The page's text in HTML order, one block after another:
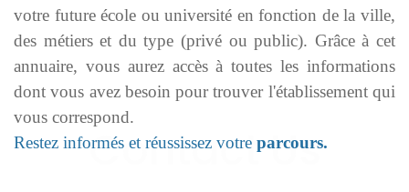
votre future école ou université en fonction de la ville,
des métiers et du type (privé ou public). Grâce à cet
annuaire, vous aurez accès à toutes les informations
dont vous avez besoin pour trouver l'établissement qui
vous correspond.
Restez informés et réussissez votre parcours.